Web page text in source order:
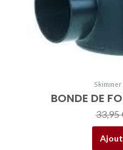
BONDE DE
33,95